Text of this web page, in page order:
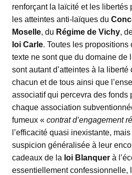
renforçant la laïcité et les libertés
les atteintes anti-laïques du
Moselle, du Régime de Vichy,
loi Carle. Toutes les propositions
texte ne sont que du domaine de
sont autant d’atteintes à la
chacun et de tous ainsi que
associatif qui percevra des fonds
chaque association
fumeux « contrat d’engagement
l’efficacité quasi inexistante,
suspicion généralisée à leur
cadeaux de la loi Blanquer à
essentiellement confessionnelle,